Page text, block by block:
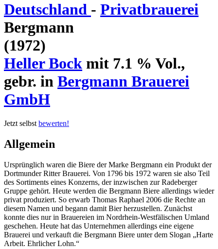
Deutschland - Privatbrauerei
Bergmann
(1972)
Heller Bock mit 7.1 % Vol.,
gebr. in Bergmann Brauerei
GmbH
Jetzt selbst bewerten!
Allgemein
Ursprünglich waren die Biere der Marke Bergmann ein Produkt der
Dortmunder Ritter Brauerei. Von 1796 bis 1972 waren sie also Teil
des Sortiments eines Konzerns, der inzwischen zur Radeberger
Gruppe gehört. Heute werden die Bergmann Biere allerdings wieder
privat produziert. So erwarb Thomas Raphael 2006 die Rechte an
diesem Namen und begann damit Bier herzustellen. Zunächst
konnte dies nur in Brauereien im Nordrhein-Westfälischen Umland
geschehen. Heute hat das Unternehmen allerdings eine eigene
Brauerei und verkauft die Bergmann Biere unter dem Slogan „Harte
Arbeit. Ehrlicher Lohn.“